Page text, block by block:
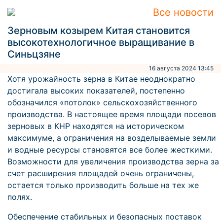
Все новости
Зерновым козырем Китая становится
высокотехнологичное выращивание в
Синьцзяне
16 августа 2024 13:45
Хотя урожайность зерна в Китае неоднократно
достигала высоких показателей, постепенно
обозначился «потолок» сельскохозяйственного
производства. В настоящее время площади посевов
зерновых в КНР находятся на историческом
максимуме, а ограничения на возделываемые земли
и водные ресурсы становятся все более жесткими.
Возможности для увеличения производства зерна за
счет расширения площадей очень ограничены,
остается только производить больше на тех же
полях.
Обеспечение стабильных и безопасных поставок